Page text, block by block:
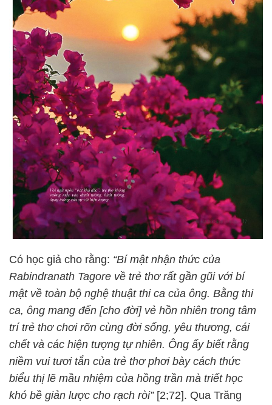
Có học giả cho rằng: “Bí mật nhận thức của
Rabindranath Tagore về trẻ thơ rất gần gũi với bí
mật về toàn bộ nghệ thuật thi ca của ông. Bằng thi
ca, ông mang đến [cho đời] vẻ hồn nhiên trong tâm
trí trẻ thơ chơi rỡn cùng đời sống, yêu thương, cái
chết và các hiện tượng tự nhiên. Ông ấy biết rằng
niềm vui tươi tắn của trẻ thơ phơi bày cách thức
biểu thị lẽ mầu nhiệm của hồng trần mà triết học
khó bề giản lược cho rạch ròi”[2;72]. Qua Trăng